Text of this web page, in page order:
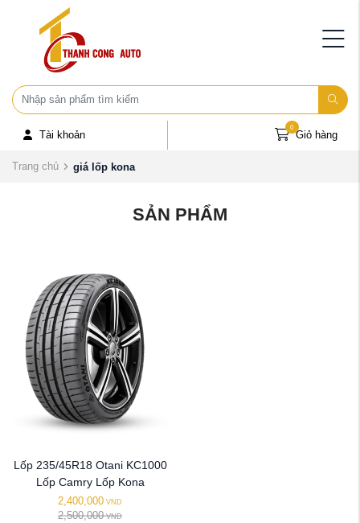
Tài khoản Giỏ hàng
0
Trang chủ giá lốp kona
SẢN PHẨM
Lốp 235/45R18 Otani KC1000
Lốp Camry Lốp Kona
2,400,000 VND
2,500,000 VND